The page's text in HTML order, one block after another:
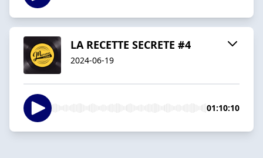
LA RECETTE SECRETE #4
2024-06-19
01:10:10